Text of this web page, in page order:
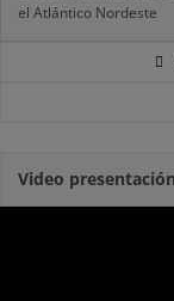
el Atlántico Nordeste
Video